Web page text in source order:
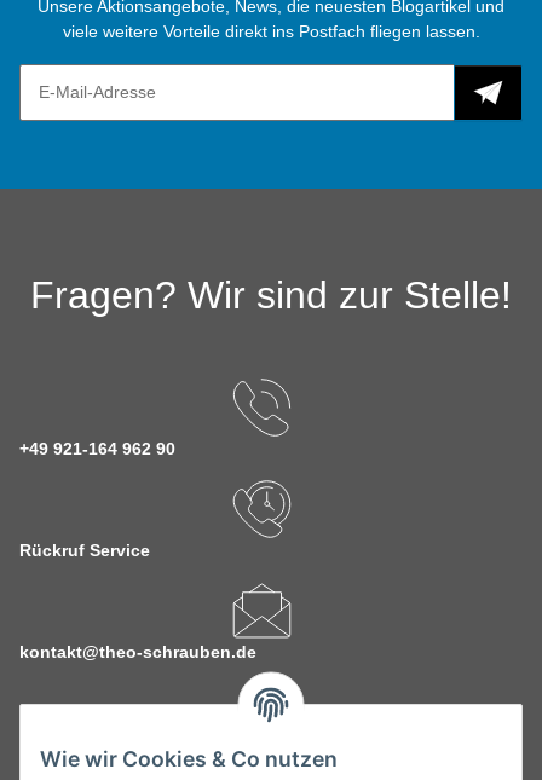
Wie wir Cookies & Co nutzen
Unsere Aktionsangebote, News, die neuesten Blogartikel und
viele weitere Vorteile direkt ins Postfach fliegen lassen.
Fragen? Wir sind zur Stelle!
+49 921-164 962 90
Rückruf Service
kontakt@theo-schrauben.de